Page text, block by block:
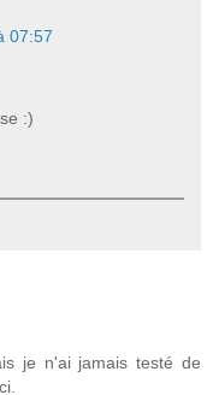
07:57
:)
je n'ai jamais testé de